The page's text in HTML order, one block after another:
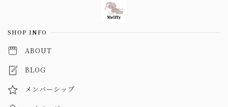
SHOP INFO
ABOUT
BLOG
メンバーシップ